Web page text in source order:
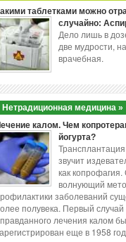
таблетками можно
случайно:
Дело лишь в
две мудрости,
врачебная.
Нетрадиционная медицина »
калом. Чем
йогурта?
звучит
как копрофагия.
волнующий
заболеваний
полувека. Первый
лечения калом
еще в 1958